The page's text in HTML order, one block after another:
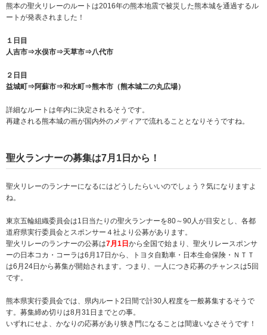
熊本の聖火リレーのルートは2016年の熊本地震で被災した熊本城を通過するル
ートが発表されました！
１日目
人吉市⇒水俣市⇒天草市⇒八代市
２日目
益城町⇒阿蘇市⇒和水町⇒熊本市（熊本城二の丸広場）
詳細なルートは年内に決定されるそうです。
再建される熊本城の画が国内外のメディアで流れることとなりそうですね。
聖火ランナーの募集は7月1日から！
聖火リレーのランナーになるにはどうしたらいいのでしょう？気になりますよ
ね。
東京五輪組織委員会は1日当たりの聖火ランナーを80～90人が目安とし、各都
道府県実行委員会とスポンサー４社より公募があります。
聖火リレーのランナーの公募は7月1日 から全国で始まり、聖火リレースポンサ
ーの日本コカ・コーラは6月17日から、トヨタ自動車・日本生命保険・ＮＴＴ
は6月24日から募集が開始されます。つまり、一人につき応募のチャンスは5回
です。
熊本県実行委員会では、県内ルート2日間で計30人程度を一般募集するそうで
す。募集締め切りは8月31日までとの事。
いずれにせよ、かなりの応募があり狭き門になることは間違いなさそうです！